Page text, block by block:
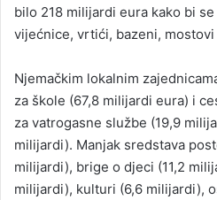
bilo 218 milijardi eura kako bi
vijećnice, vrtići, bazeni, mostovi
Njemačkim lokalnim
za škole (67,8 milijardi eura) i
za vatrogasne službe (19,9
milijardi). Manjak sredstava
milijardi), brige o djeci (11,2
milijardi), kulturi (6,6 milijardi),